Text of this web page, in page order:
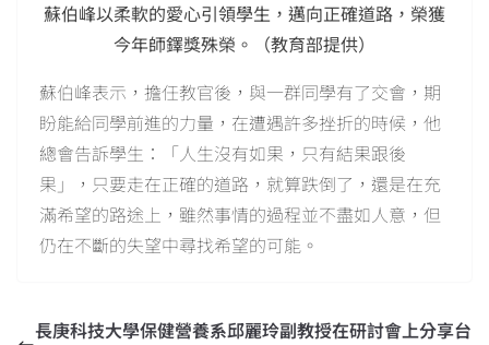
蘇伯峰以柔軟的愛心引領學生，邁向正確道路，榮獲
今年師鐸獎殊榮。（教育部提供）
蘇伯峰表示，擔任教官後，與一群同學有了交會，期
盼能給同學前進的力量，在遭遇許多挫折的時候，他
總會告訴學生：「人生沒有如果，只有結果跟後
果」，只要走在正確的道路，就算跌倒了，還是在充
滿希望的路途上，雖然事情的過程並不盡如人意，但
仍在不斷的失望中尋找希望的可能。
長庚科技大學保健營養系邱麗玲副教授在研討會上分享台